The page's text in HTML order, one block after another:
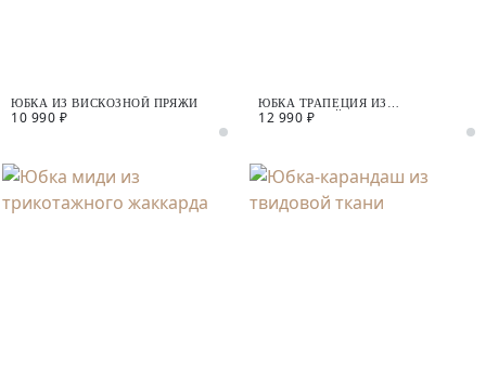
ЮБКА ИЗ ВИСКОЗНОЙ ПРЯЖИ
10 990 ₽
ЮБКА ТРАПЕЦИЯ ИЗ
КОСТЮМНОЙ ТКАНИ
12 990 ₽